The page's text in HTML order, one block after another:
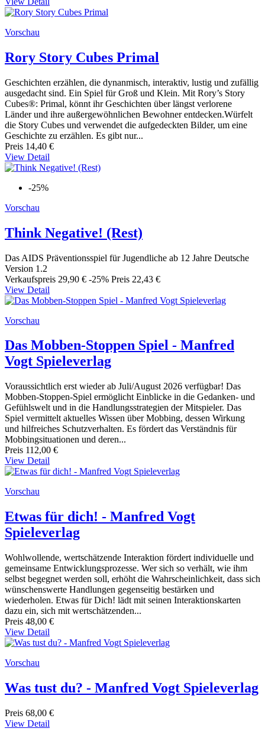
Vorschau
Rory Story Cubes Primal
Geschichten erzählen, die dynanmisch, interaktiv, lustig und zufällig
ausgedacht sind. Ein Spiel für Groß und Klein. Mit Rory’s Story
Cubes®: Primal, könnt ihr Geschichten über längst verlorene
Länder und ihre außergewöhnlichen Bewohner entdecken.Würfelt
die Story Cubes und verwendet die aufgedeckten Bilder, um eine
Geschichte zu erzählen. Es gibt nur...
Preis 14,40 €
View Detail
-25%
Vorschau
Think Negative! (Rest)
Das AIDS Präventionsspiel für Jugendliche ab 12 Jahre Deutsche
Version 1.2
Verkaufspreis 29,90 € -25% Preis 22,43 €
View Detail
Vorschau
Das Mobben-Stoppen Spiel - Manfred
Vogt Spieleverlag
Voraussichtlich erst wieder ab Juli/August 2026 verfügbar! Das
Mobben-Stoppen-Spiel ermöglicht Einblicke in die Gedanken- und
Gefühlswelt und in die Handlungsstrategien der Mitspieler. Das
Spiel vermittelt aktuelles Wissen über Mobbing, dessen Wirkung
und hilfreiches Schutzverhalten. Es fördert das Verständnis für
Mobbingsituationen und deren...
Preis 112,00 €
View Detail
Vorschau
Etwas für dich! - Manfred Vogt
Spieleverlag
Wohlwollende, wertschätzende Interaktion fördert individuelle und
gemeinsame Entwicklungsprozesse. Wer sich so verhält, wie ihm
selbst begegnet werden soll, erhöht die Wahrscheinlichkeit, dass sich
wünschenswerte Handlungen gegenseitig bestärken und
wiederholen. Etwas für Dich! lädt mit seinen Interaktionskarten
dazu ein, sich mit wertschätzenden...
Preis 48,00 €
View Detail
Vorschau
Was tust du? - Manfred Vogt Spieleverlag
Preis 68,00 €
View Detail